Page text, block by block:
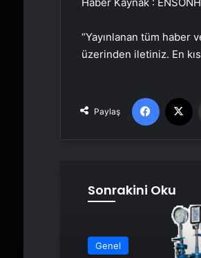
“Yayınlanan tüm
üzerinden iletiniz. En
Paylaş
Facebook
Sonrakini Oku
Genel